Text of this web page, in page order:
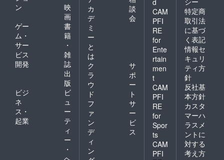
ン
映
画
ゲー
ム・
サー
ビス
開発
書
籍
・
雑
誌
出
版
ビジ
ネ
ス・
起業
ビ
ュ
ー
テ
ィ
ー
・
カ
デ
ミ
ー
と
は
談
会
ク
ラ
ウ
ド
フ
ァ
ン
デ
ィ
ン
サ
ポ
ー
ト
サ
ー
ビ
ス
CAM
PFI
RE
for
Ente
rtain
men
t
CAM
PFI
RE
for
Spor
ts
CAM
PFI
特定商
取引法
に基づ
く表記
情報セ
キュリ
ティ方
針
反社基
本方針
カスタ
マーハ
ラスメ
ントに
対する
考え方